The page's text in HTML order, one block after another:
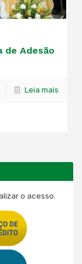
de Adesão
Leia mais
o acesso.